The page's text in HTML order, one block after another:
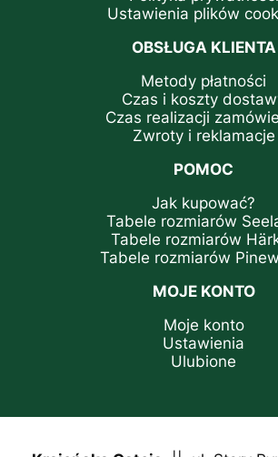
Ustawienia plików
OBSŁUGA KLIENTA
Metody płatności
Czas i koszty
Czas realizacji
Zwroty i reklamacje
POMOC
Jak kupować?
Tabele rozmiarów
Tabele rozmiarów
Tabele rozmiarów
MOJE KONTO
Moje konto
Ustawienia
Ulubione